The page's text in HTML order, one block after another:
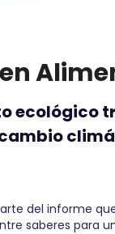
ecológico
del informe
saberes para